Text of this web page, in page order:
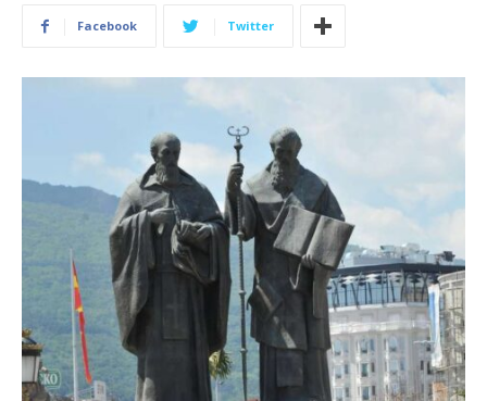
Facebook Twitter